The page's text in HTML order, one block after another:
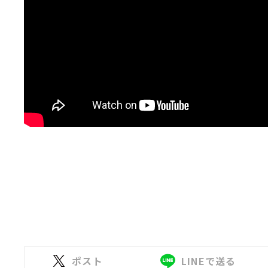
ポスト LINEで送る